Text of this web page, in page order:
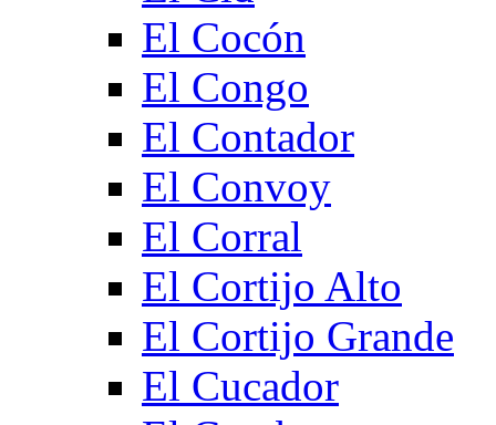
El Cocón
El Congo
El Contador
El Convoy
El Corral
El Cortijo Alto
El Cortijo Grande
El Cucador